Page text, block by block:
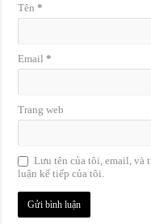
Tên*
Email*
Trang web
Lưu tên của tôi, email, và
luận kế tiếp của tôi.